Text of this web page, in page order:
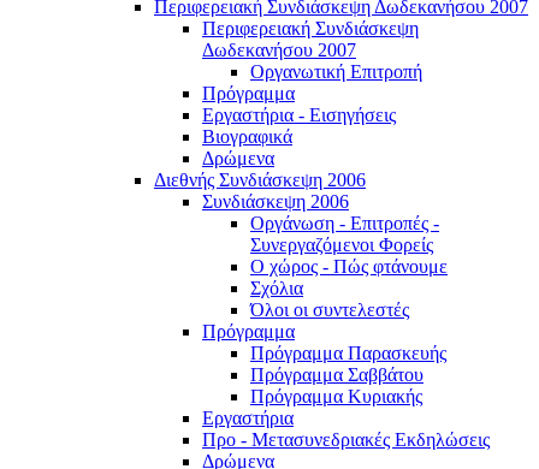
Περιφερειακή Συνδιάσκεψη Δωδεκανήσου 2007
Περιφερειακή Συνδιάσκεψη
Δωδεκανήσου 2007
Οργανωτική Επιτροπή
Πρόγραμμα
Εργαστήρια - Εισηγήσεις
Βιογραφικά
Δρώμενα
Διεθνής Συνδιάσκεψη 2006
Συνδιάσκεψη 2006
Οργάνωση - Επιτροπές -
Συνεργαζόμενοι Φορείς
Ο χώρος - Πώς φτάνουμε
Σχόλια
Όλοι οι συντελεστές
Πρόγραμμα
Πρόγραμμα Παρασκευής
Πρόγραμμα Σαββάτου
Πρόγραμμα Κυριακής
Εργαστήρια
Προ - Μετασυνεδριακές Εκδηλώσεις
Δρώμενα